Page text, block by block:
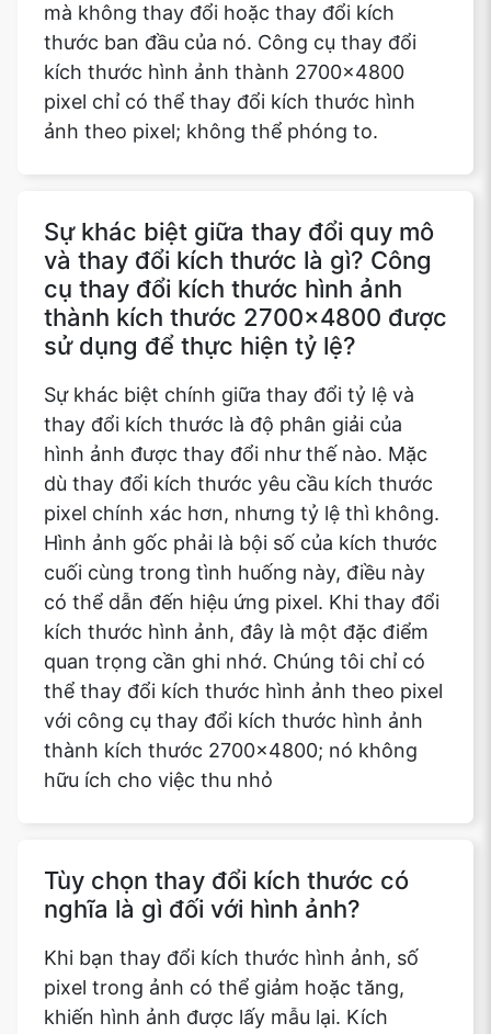
mà không thay đổi hoặc thay đổi kích
thước ban đầu của nó. Công cụ thay đổi
kích thước hình ảnh thành 2700x4800
pixel chỉ có thể thay đổi kích thước hình
ảnh theo pixel; không thể phóng to.
Sự khác biệt giữa thay đổi quy mô
và thay đổi kích thước là gì? Công
cụ thay đổi kích thước hình ảnh
thành kích thước 2700x4800 được
sử dụng để thực hiện tỷ lệ?
Sự khác biệt chính giữa thay đổi tỷ lệ và
thay đổi kích thước là độ phân giải của
hình ảnh được thay đổi như thế nào. Mặc
dù thay đổi kích thước yêu cầu kích thước
pixel chính xác hơn, nhưng tỷ lệ thì không.
Hình ảnh gốc phải là bội số của kích thước
cuối cùng trong tình huống này, điều này
có thể dẫn đến hiệu ứng pixel. Khi thay đổi
kích thước hình ảnh, đây là một đặc điểm
quan trọng cần ghi nhớ. Chúng tôi chỉ có
thể thay đổi kích thước hình ảnh theo pixel
với công cụ thay đổi kích thước hình ảnh
thành kích thước 2700x4800; nó không
hữu ích cho việc thu nhỏ
Tùy chọn thay đổi kích thước có
nghĩa là gì đối với hình ảnh?
Khi bạn thay đổi kích thước hình ảnh, số
pixel trong ảnh có thể giảm hoặc tăng,
khiến hình ảnh được lấy mẫu lại. Kích